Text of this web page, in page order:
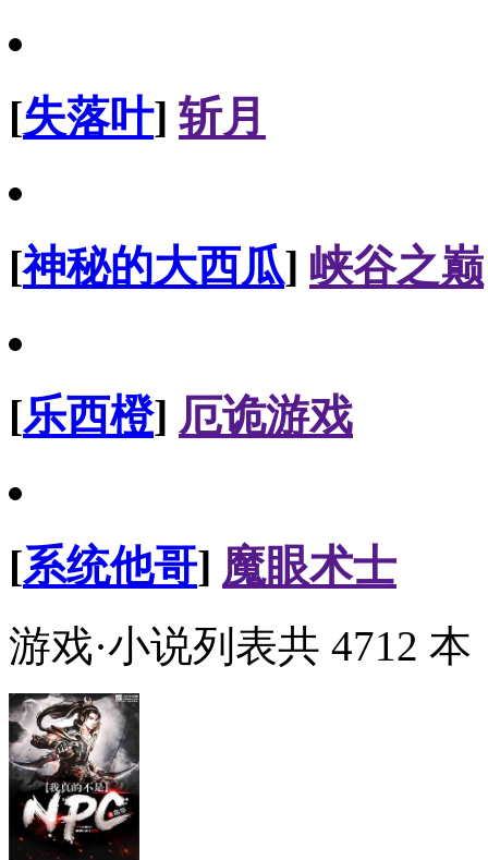
[失落叶] 斩月
[神秘的大西瓜] 峡谷之巅
[乐西橙] 厄诡游戏
[系统他哥] 魔眼术士
游戏·小说列表共 4712 本